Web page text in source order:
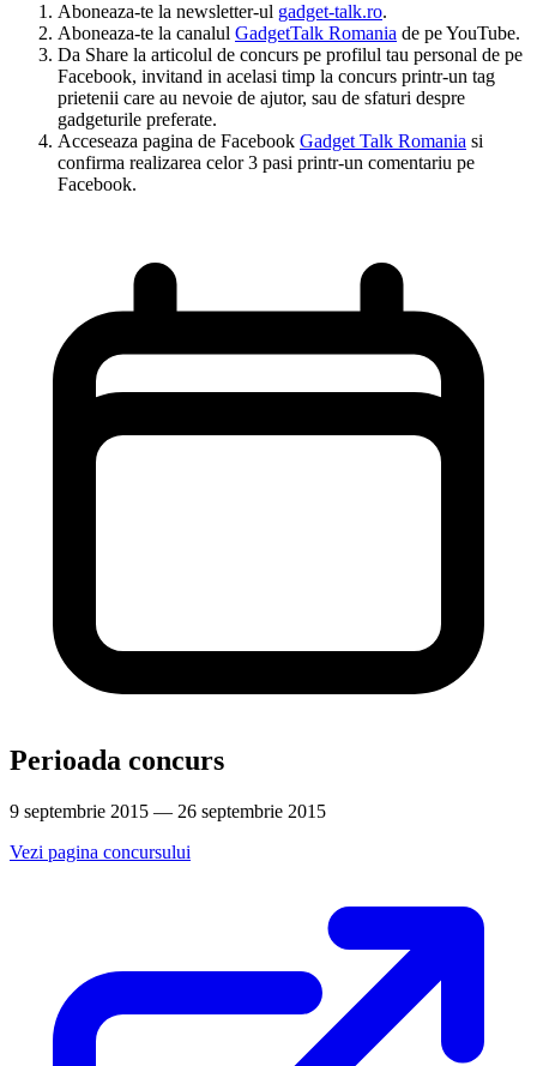
Aboneaza-te la newsletter-ul gadget-talk.ro.
Aboneaza-te la canalul GadgetTalk Romania de pe YouTube.
Da Share la articolul de concurs pe profilul tau personal de pe
Facebook, invitand in acelasi timp la concurs printr-un tag
prietenii care au nevoie de ajutor, sau de sfaturi despre
gadgeturile preferate.
Acceseaza pagina de Facebook Gadget Talk Romania si
confirma realizarea celor 3 pasi printr-un comentariu pe
Facebook.
Perioada concurs
9 septembrie 2015 — 26 septembrie 2015
Vezi pagina concursului